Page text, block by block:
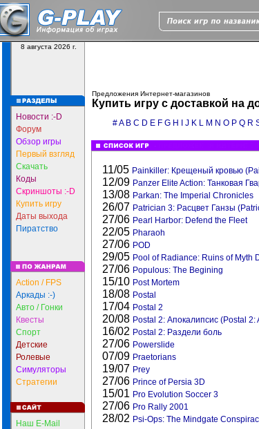
8 августа 2026 г.
Новости :-D
Форум
Обзор игры
Первый взгляд
Скачать
Коды
Скриншоты :-D
Купить игру
Даты выхода
Пиратство
Action / FPS
Аркады :-)
Авто / Гонки
Квесты
Спорт
Детские
Ролевые
Симуляторы
Стратегии
Наш E-Mail
Предложения Интернет-магазинов
Купить игру с доставкой на
#A B C D E F G H J K L M N O P Q R
11/05 Painkiller: Крещеный кровью
12/09 Panzer Elite Action: Танковая
13/08 Parkan: The Imperial Chronicles
26/07 Patrician 3: Расцвет Ганзы
27/06 Pearl Harbor: Defend the Fleet
22/05 Pharaoh
27/06 POD
29/05 Pool of Radiance: Ruins of Myth
27/06 Populous: The Begining
15/10 Post Mortem
18/08 Postal
17/04 Postal 2
20/08 Postal 2: Апокалипсис (Postal
16/02 Postal 2: Раздели боль
27/06 Powerslide
07/09 Praetorians
19/07 Prey
27/06 Prince of Persia 3D
15/01 Pro Evolution Soccer 3
27/06 Pro Rally 2001
28/02 Psi-Ops: The Mindgate